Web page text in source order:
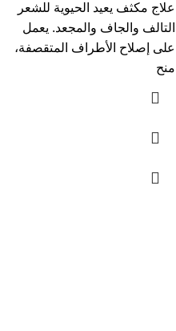
علاج مكثف يعيد الحيوية للشعر
التالف والجاف والمجعد. يعمل
على إصلاح الأطراف المتقصفة،
منح